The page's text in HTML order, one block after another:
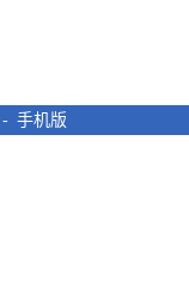
- 手机版